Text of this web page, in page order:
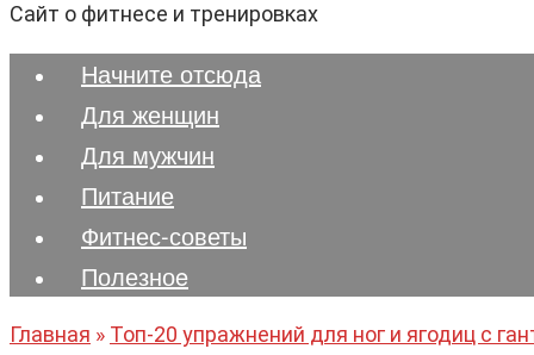
Сайт о фитнесе и тренировках
Начните отсюда
Для женщин
Для мужчин
Питание
Фитнес-советы
Полезноe
Главная » Топ-20 упражнений для ног и ягодиц с